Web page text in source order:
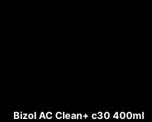
Bizol AC Clean+ c30 400ml